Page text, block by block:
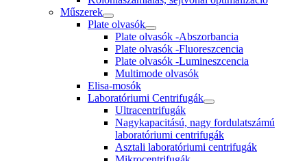
Műszerek
Plate olvasók
Plate olvasók -Abszorbancia
Plate olvasók -Fluoreszcencia
Plate olvasók -Lumineszcencia
Multimode olvasók
Elisa-mosók
Laboratóriumi Centrifugák
Ultracentrifugák
Nagykapacitású, nagy fordulatszámú
laboratóriumi centrifugák
Asztali laboratóriumi centrifugák